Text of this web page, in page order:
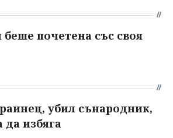
почетена със своя
убил сънародник,
да избяга